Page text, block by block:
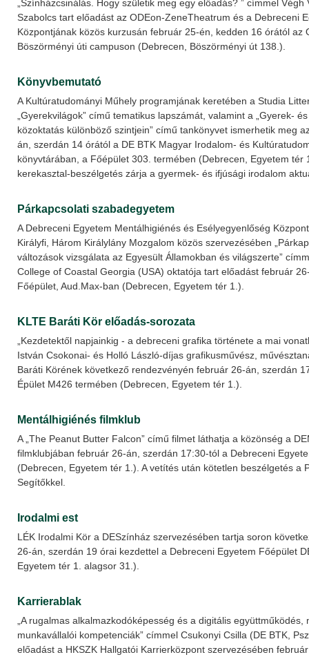
„Színházcsinálás. Hogy születik meg egy előadás? ” címmel Végh
Szabolcs tart előadást az ODEon-ZeneTheatrum és a Debreceni
Központjának közös kurzusán február 25-én, kedden 16 órától az
Böszörményi úti campuson (Debrecen, Böszörményi út 138.).
Könyvbemutató
A Kultúratudományi Műhely programjának keretében a Studia
„Gyerekvilágok” című tematikus lapszámát, valamint a „Gyerek-
közoktatás különböző szintjein” című tankönyvet ismerhetik meg
án, szerdán 14 órától a DE BTK Magyar Irodalom- és
könyvtárában, a Főépület 303. termében (Debrecen, Egyetem tér
kerekasztal-beszélgetés zárja a gyermek- és ifjúsági irodalom
Párkapcsolati szabadegyetem
A Debreceni Egyetem Mentálhigiénés és Esélyegyenlőség
Királyfi, Három Királylány Mozgalom közös szervezésében
változások vizsgálata az Egyesült Államokban és világszerte”
College of Coastal Georgia (USA) oktatója tart előadást február
Főépület, Aud.Max-ban (Debrecen, Egyetem tér 1.).
KLTE Baráti Kör előadás-sorozata
„Kezdetektől napjainkig - a debreceni grafika története a mai
István Csokonai- és Holló László-díjas grafikusművész,
Baráti Körének következő rendezvényén február 26-án, szerdán
Épület M426 termében (Debrecen, Egyetem tér 1.).
Mentálhigiénés filmklub
A „The Peanut Butter Falcon” című filmet láthatja a közönség a
filmklubjában február 26-án, szerdán 17:30-tól a Debreceni
(Debrecen, Egyetem tér 1.). A vetítés után kötetlen beszélgetés a
Segítőkkel.
Irodalmi est
LÉK Irodalmi Kör a DESzínház szervezésében tartja soron
26-án, szerdán 19 órai kezdettel a Debreceni Egyetem Főépület
Egyetem tér 1. alagsor 31.).
Karrierablak
„A rugalmas alkalmazkodóképesség és a digitális együttműködés,
munkavállalói kompetenciák” címmel Csukonyi Csilla (DE BTK,
előadást a HKSZK Hallgatói Karrierközpont szervezésében